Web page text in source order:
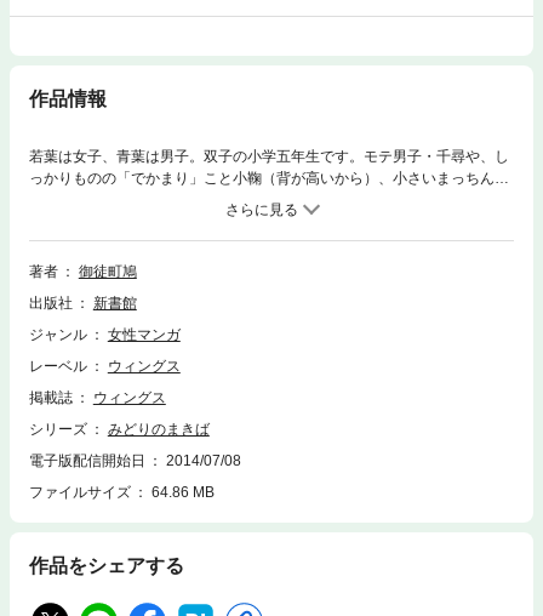
作品情報
若葉は女子、青葉は男子。双子の小学五年生です。モテ男子・千尋や、し
っかりものの「でかまり」こと小鞠（背が高いから）、小さいまっちん
と、とっても仲良し。エリート転校生・速水君とか保健室常連の萩原さん
も加わり、笑って、悩んで、ケンカして―小学生だって毎日いろいろ忙し
いのです！御徒町鳩が描く、小学生の楽しいライフ☆第一弾！
著者
御徒町鳩
出版社
新書館
ジャンル
女性マンガ
レーベル
ウィングス
掲載誌
ウィングス
シリーズ
みどりのまきば
電子版配信開始日
2014/07/08
ファイルサイズ
64.86 MB
作品をシェアする